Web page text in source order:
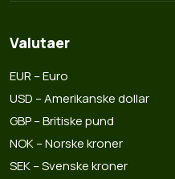
Valutaer
EUR – Euro
USD – Amerikanske dollar
GBP – Britiske pund
NOK – Norske kroner
SEK – Svenske kroner